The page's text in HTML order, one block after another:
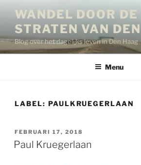
inhoud
WANDEL DOOR DE
STRATEN VAN
Blog over het dagelijks leven in Den Haag
Menu
LABEL: PAULKRUEGERLAAN
GEPLAATST
OP
FEBRUARI 17, 2018
Paul Kruegerlaan